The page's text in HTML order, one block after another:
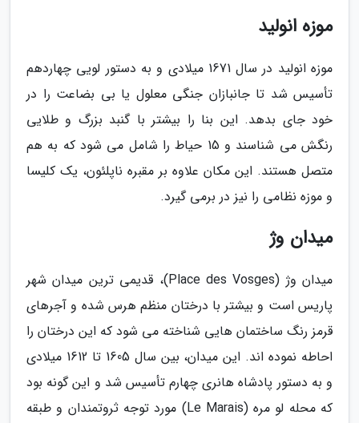
موزه انولید
موزه انولید در سال 1671 میلادی و به دستور لویی چهاردهم
تأسیس شد تا جانبازان جنگی معلول یا بی بضاعت را در
خود جای بدهد. این بنا را بیشتر با گنبد بزرگ و طلایی
رنگش می شناسند و 15 حیاط را شامل می شود که به هم
متصل هستند. این مکان علاوه بر مقبره ناپلئون، یک کلیسا
و موزه نظامی را نیز در برمی گیرد.
میدان وژ
میدان وژ (Place des Vosges)، قدیمی ترین میدان شهر
پاریس است و بیشتر با درختان منظم هرس شده و آجرهای
قرمز رنگ ساختمان هایی شناخته می شود که این درختان را
احاطه نموده اند. این میدان، بین سال 1605 تا 1612 میلادی
و به دستور پادشاه هانری چهارم تأسیس شد و این گونه بود
که محله لو مره (Le Marais) مورد توجه ثروتمندان و طبقه